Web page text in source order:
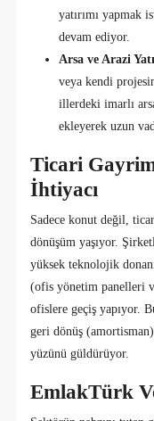
yatırımı yapmak
devam ediyor.
Arsa ve Arazi
veya kendi
illerdeki imarlı
ekleyerek uzun
Ticari
İhtiyacı
Sadece konut değil,
dönüşüm yaşıyor.
yüksek teknolojik
(ofis yönetim panelleri
ofislere geçiş yapıyor.
geri dönüş (amortisman)
yüzünü güldürüyor.
EmlakTürk